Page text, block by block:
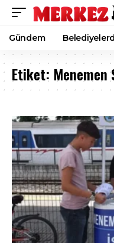
Gündem
Etiket: